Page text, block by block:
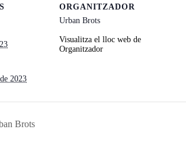
2023
ORGANITZADOR
Urban Brots
Visualitza el lloc web de
Organitzador
Brots